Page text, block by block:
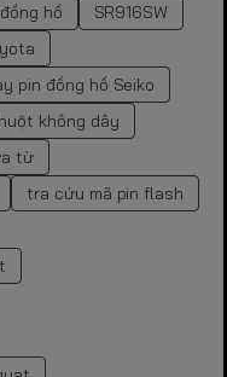
hồ
SR916SW
pin đồng hồ Seiko
không dây
từ
tra cứu mã pin flash